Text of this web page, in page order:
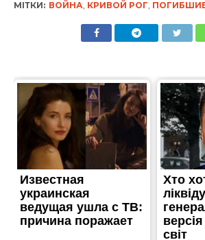
МІТКИ: ВОЙНА КРИВОЙ РОГ